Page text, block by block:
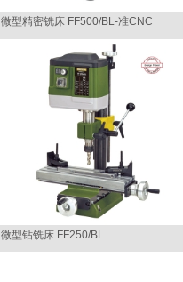
微型精密铣床 FF500/BL-准CNC
微型钻铣床 FF250/BL